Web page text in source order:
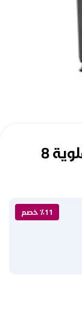
غسالة سوبر جنرال 12 كيلو علوية 8
٪11 خصم